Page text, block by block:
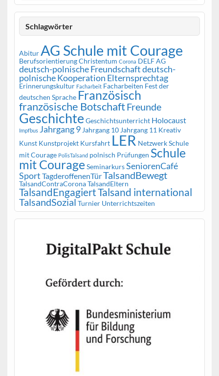
Schlagwörter
AbiturAG Schule mit Courage
BerufsorientierungChristentum Corona DELF AG
deutsch-polnische Freundschaftdeutsch-
polnische Kooperation Elternsprechtag
Erinnerungskultur Facharbeit Facharbeiten Fest der
deutschen Sprache Französisch
französische BotschaftFreunde
Geschichte Geschichtsunterricht Holocaust
Impfbus Jahrgang 9 Jahrgang 10 Jahrgang 11 Kreativ
Kunst Kunstprojekt Kursfahrt LER Netzwerk Schule
mit Courage PolisTalsand polnisch Prüfungen Schule
mit Courage SeminarkursSeniorenCafé
Sport TagderoffenenTürTalsandBewegt
TalsandContraCoronaTalsandEltern
TalsandEngagiertTalsand international
TalsandSozial Turnier Unterrichtszeiten